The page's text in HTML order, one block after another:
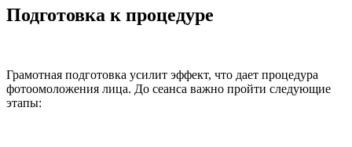
Подготовка к процедуре
Грамотная подготовка усилит эффект, что дает процедура
фотоомоложения лица. До сеанса важно пройти следующие
этапы: